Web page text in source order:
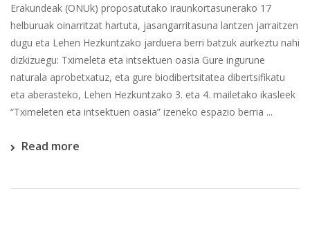
Erakundeak (ONUk) proposatutako iraunkortasunerako 17
helburuak oinarritzat hartuta, jasangarritasuna lantzen jarraitzen
dugu eta Lehen Hezkuntzako jarduera berri batzuk aurkeztu nahi
dizkizuegu: Tximeleta eta intsektuen oasia Gure ingurune
naturala aprobetxatuz, eta gure biodibertsitatea dibertsifikatu
eta aberasteko, Lehen Hezkuntzako 3. eta 4. mailetako ikasleek
“Tximeleten eta intsektuen oasia” izeneko espazio berria ...
Read more